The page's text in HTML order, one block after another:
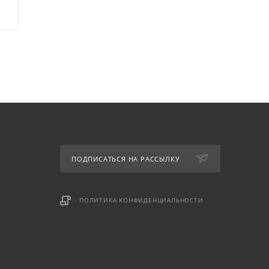
ПОДПИСАТЬСЯ НА РАССЫЛКУ
ПОЛИТИКА КОНФИДЕНЦИАЛЬНОСТИ